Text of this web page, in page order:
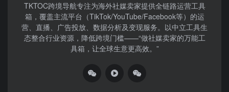
TKTOC跨境导航​专注为海外社媒卖家提供全链路运营工具
箱，覆盖主流平台（TikTok/YouTube/Facebook等）​的运
营、直播、广告投放、数据分析及变现服务。以中立工具生
态整合行业资源，降低跨境门槛——“做社媒卖家的万能工
具箱，让全球生意更高效。”